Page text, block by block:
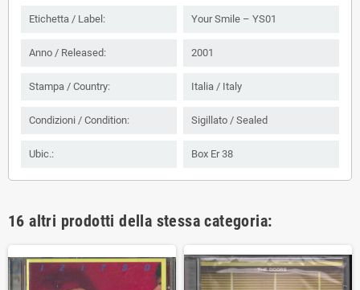
Etichetta / Label: Your Smile ‎– YS01
Anno / Released: 2001
Stampa / Country: Italia / Italy
Condizioni / Condition: Sigillato / Sealed
Ubic.: Box Er 38
16 altri prodotti della stessa categoria: